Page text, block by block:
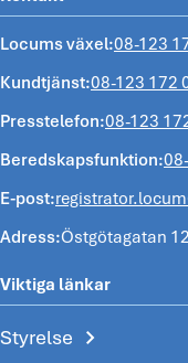
Locums växel:08-123
Kundtjänst:08-123 172
Presstelefon:08-123
Beredskapsfunktion:
E-post:
Adress:Östgötagatan
Viktiga länkar
Styrelse chevron_right